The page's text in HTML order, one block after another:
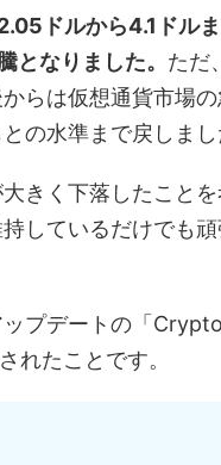
ドルから4.1ドル
となりました。 ただ
らは仮想通貨市場
の水準まで戻しまし
きく下落したことを
しているだけでも頑
プデートの「Crypto
れたことです。